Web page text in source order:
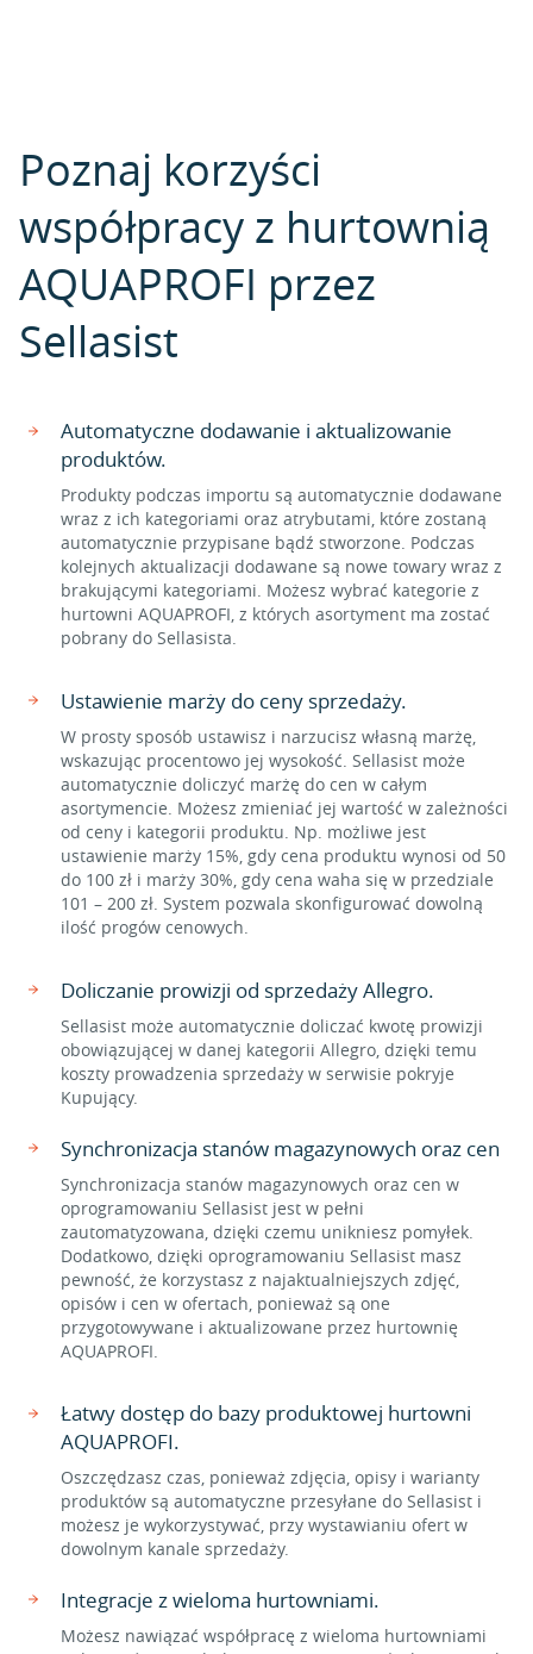
Poznaj korzyści
współpracy z hurtownią
AQUAPROFI przez
Sellasist
Automatyczne dodawanie i aktualizowanie
produktów.
Produkty podczas importu są automatycznie dodawane
wraz z ich kategoriami oraz atrybutami, które zostaną
automatycznie przypisane bądź stworzone. Podczas
kolejnych aktualizacji dodawane są nowe towary wraz z
brakującymi kategoriami. Możesz wybrać kategorie z
hurtowni AQUAPROFI, z których asortyment ma zostać
pobrany do Sellasista.
Ustawienie marży do ceny sprzedaży.
W prosty sposób ustawisz i narzucisz własną marżę,
wskazując procentowo jej wysokość. Sellasist może
automatycznie doliczyć marżę do cen w całym
asortymencie. Możesz zmieniać jej wartość w zależności
od ceny i kategorii produktu. Np. możliwe jest
ustawienie marży 15%, gdy cena produktu wynosi od 50
do 100 zł i marży 30%, gdy cena waha się w przedziale
101 – 200 zł. System pozwala skonfigurować dowolną
ilość progów cenowych.
Doliczanie prowizji od sprzedaży Allegro.
Sellasist może automatycznie doliczać kwotę prowizji
obowiązującej w danej kategorii Allegro, dzięki temu
koszty prowadzenia sprzedaży w serwisie pokryje
Kupujący.
Synchronizacja stanów magazynowych oraz cen
Synchronizacja stanów magazynowych oraz cen w
oprogramowaniu Sellasist jest w pełni
zautomatyzowana, dzięki czemu unikniesz pomyłek.
Dodatkowo, dzięki oprogramowaniu Sellasist masz
pewność, że korzystasz z najaktualniejszych zdjęć,
opisów i cen w ofertach, ponieważ są one
przygotowywane i aktualizowane przez hurtownię
AQUAPROFI.
Łatwy dostęp do bazy produktowej hurtowni
AQUAPROFI.
Oszczędzasz czas, ponieważ zdjęcia, opisy i warianty
produktów są automatyczne przesyłane do Sellasist i
możesz je wykorzystywać, przy wystawianiu ofert w
dowolnym kanale sprzedaży.
Integracje z wieloma hurtowniami.
Możesz nawiązać współpracę z wieloma hurtowniami